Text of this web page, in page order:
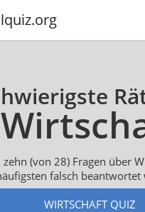
zehn (von 28) Fragen über
falsch beantwortet
WIRTSCHAFT QUIZ